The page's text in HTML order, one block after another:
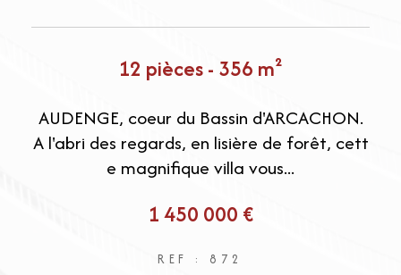
12 pièces - 356 m²
AUDENGE, coeur du Bassin d'ARCACHON.
A l'abri des regards, en lisière de forêt, cett
e magnifique villa vous...
1 450 000 €
REF : 872